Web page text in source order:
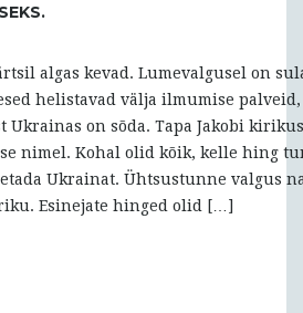
algas kevad. Lumevalgusel on
helistavad välja ilmumise palveid,
Ukrainas on sõda. Tapa Jakobi
nimel. Kohal olid kõik, kelle hing
Ukrainat. Ühtsustunne valgus
Esinejate hinged olid […]